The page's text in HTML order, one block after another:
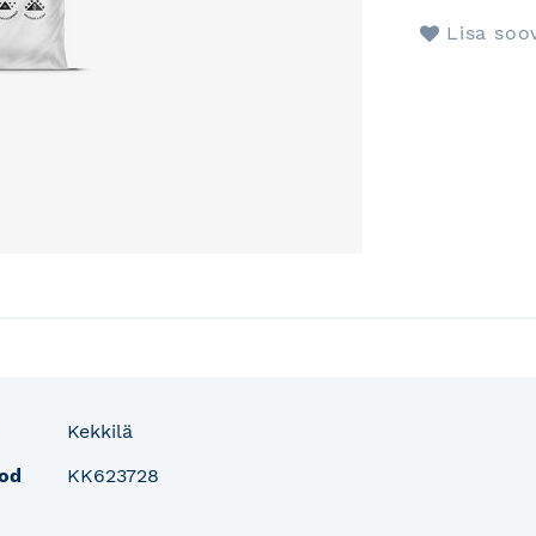
Lisa
Kekkilä
KK623728